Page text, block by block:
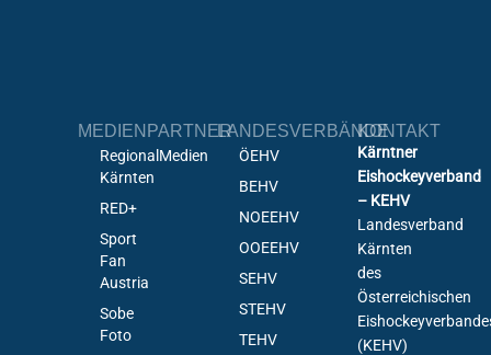
MEDIENPARTNER
RegionalMedien
Kärnten
RED+
Sport
Fan
Austria
Sobe
Foto
LANDESVERBÄNDE
ÖEHV
BEHV
NOEEHV
OOEEHV
SEHV
STEHV
TEHV
KONTAKT
Kärntner
Eishockeyverband
– KEHV
Landesverband
Kärnten
des
Österreichischen
(KEHV)